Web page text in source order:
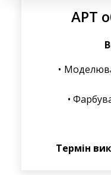
АРТ
Термін